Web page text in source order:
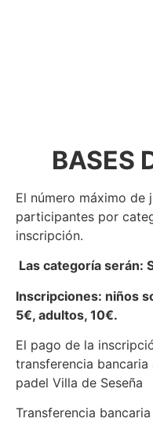
BASES
El número máximo de
participantes por
inscripción.
Las categoría serán:
Inscripciones: niños
5€, adultos, 10€.
El pago de la
transferencia
padel Villa de Seseña
Transferencia bancaria